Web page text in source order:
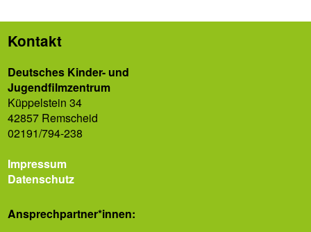
Kontakt
Deutsches Kinder- und
Jugendfilmzentrum
Küppelstein 34
42857 Remscheid
02191/794-238
Impressum
Datenschutz
Ansprech­partner*innen: